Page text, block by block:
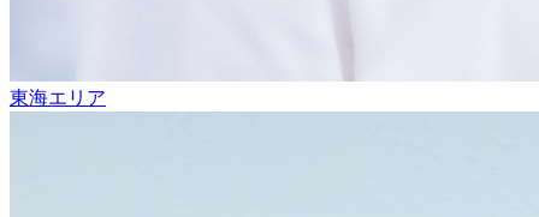
東海エリア